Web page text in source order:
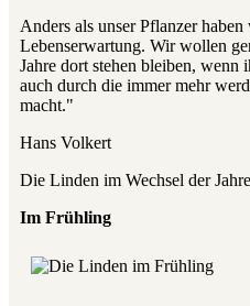
Anders als unser Pflanzer
Lebenserwartung. Wir wollen
Jahre dort stehen bleiben, wenn
auch durch die immer mehr
macht."
Hans Volkert
Die Linden im Wechsel der
Im Frühling